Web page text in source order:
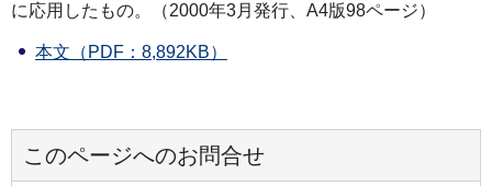
に応用したもの。（2000年3月発行、A4版98ページ）
本文（PDF：8,892KB）
このページへのお問合せ